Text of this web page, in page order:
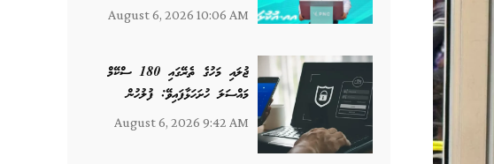
August 6, 2026 10:06 AM
ޖުލައި މަހުގެ ތެރޭގައި 180 ސްކޭމް
މައްސަލަ ހުށަހަޅާފައިވޭ: ފުލުހުން
August 6, 2026 9:42 AM